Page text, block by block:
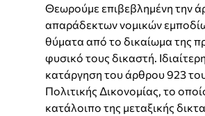
Θεωρούμε επιβεβλημένη την
απαράδεκτων νομικών
θύματα από το δικαίωμα της
φυσικό τους δικαστή.
κατάργηση του άρθρου 923
Πολιτικής Δικονομίας, το
κατάλοιπο της μεταξικής